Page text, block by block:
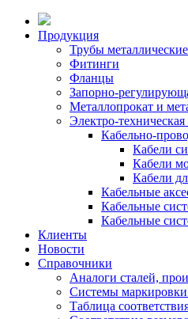
Продукция
Трубы металлические
Фитинги
Фланцы
Запорно-
Металлопрокат и
Электро-
Кабельно-
Кабели
Кабели
Кабели
Кабельные
Кабельные
Кабельные
Клиенты
Новости
Справочники
Аналоги сталей,
Системы
Таблица